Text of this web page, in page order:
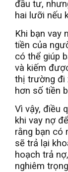
đầu tư,
hai lưỡi nếu
Khi bạn vay
tiền của
có thể giúp
và kiếm
thị trường đi
hơn số tiền
Vì vậy, điều
khi vay nợ
rằng bạn có
sẽ trả lại
hoạch trả
nghiêm